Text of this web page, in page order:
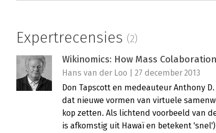
Expertrecensies (2)
Wikinomics: How Mass
Hans van der Loo | 27 december 2013
Don Tapscott en medeauteur Anthony
dat nieuwe vormen van virtuele
kop zetten. Als lichtend voorbeeld van
is afkomstig uit Hawaï en betekent